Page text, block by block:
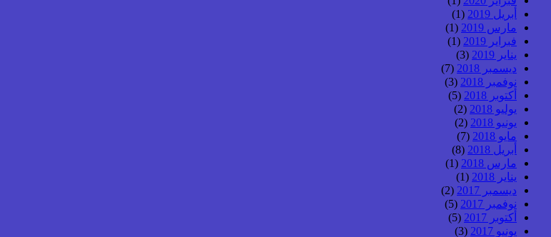
أبريل 2019
(1)
مارس 2019
(1)
فبراير 2019
(1)
يناير 2019
(3)
ديسمبر 2018
(7)
نوفمبر 2018
(3)
أكتوبر 2018
(5)
يوليو 2018
(2)
يونيو 2018
(2)
مايو 2018
(7)
أبريل 2018
(8)
مارس 2018
(1)
يناير 2018
(1)
ديسمبر 2017
(2)
نوفمبر 2017
(5)
أكتوبر 2017
(5)
يونيو 2017
(3)